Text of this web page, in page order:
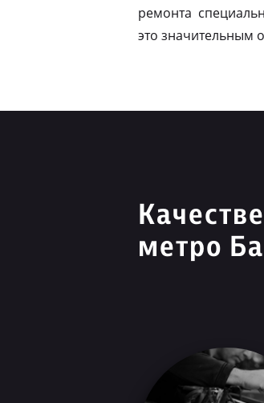
ремонта
это значительным
метро